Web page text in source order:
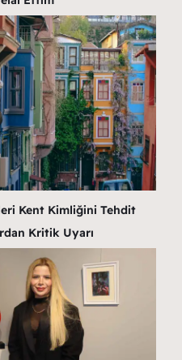
Kent Kimliğini Tehdit
Kritik Uyarı